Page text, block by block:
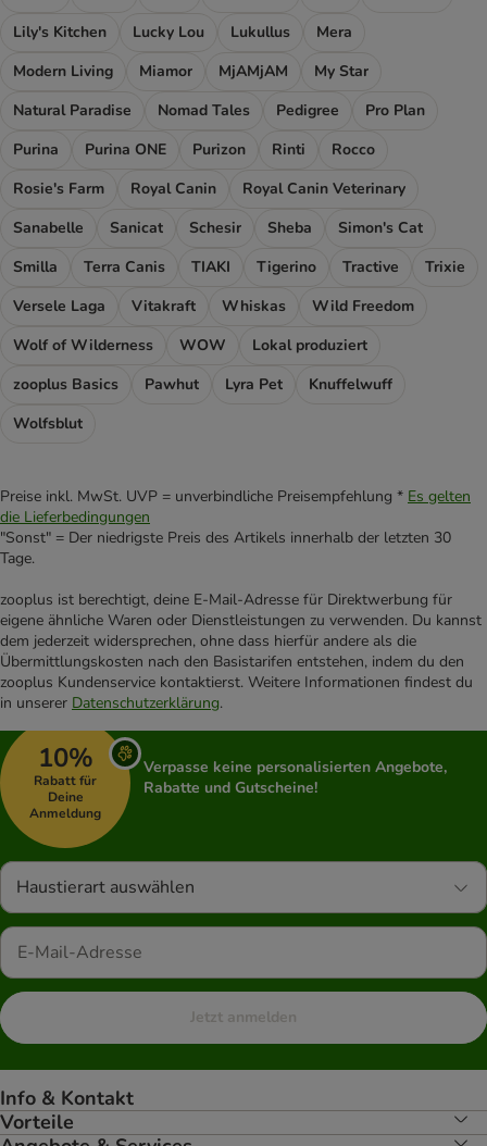
Lily's Kitchen
Lucky Lou Lukullus
Mera
Modern Living
Miamor MjAMjAM
My Star
Natural Paradise
Nomad Tales Pedigree
Pro Plan
Purina
Purina ONE Purizon Rinti
Rocco
Rosie's Farm
Royal Canin
Royal Canin Veterinary
Sanabelle
Sanicat Schesir Sheba
Simon's Cat
Smilla
Terra Canis TIAKI Tigerino Tractive
Trixie
Versele Laga
Vitakraft Whiskas
Wild Freedom
Wolf of Wilderness
WOW
Lokal produziert
zooplus Basics
Pawhut Lyra Pet
Knuffelwuff
Wolfsblut
Preise inkl. MwSt. UVP = unverbindliche Preisempfehlung * Es gelten
die Lieferbedingungen
"Sonst" = Der niedrigste Preis des Artikels innerhalb der letzten 30
Tage.
zooplus ist berechtigt, deine E-Mail-Adresse für Direktwerbung für
eigene ähnliche Waren oder Dienstleistungen zu verwenden. Du kannst
dem jederzeit widersprechen, ohne dass hierfür andere als die
Übermittlungskosten nach den Basistarifen entstehen, indem du den
zooplus Kundenservice kontaktierst. Weitere Informationen findest du
in unserer Datenschutzerklärung.
10%
Rabatt für
Deine
Anmeldung
Verpasse keine personalisierten Angebote,
Rabatte und Gutscheine!
Haustierart auswählen
Jetzt anmelden
Info & Kontakt
Vorteile